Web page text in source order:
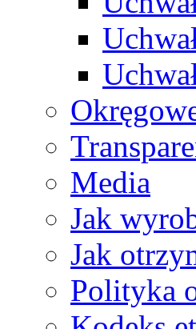
Media
Jak
Jak
Polityka